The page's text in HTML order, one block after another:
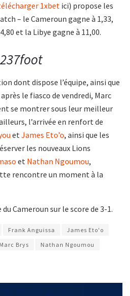
1xbet ici) propose les
– le Cameroun gagne à 1,33,
et la Libye gagne à 11,00.
237foot
dont dispose l’équipe, ainsi que
le fiasco de vendredi, Marc
se montrer sous leur meilleur
l’arrivée en renfort de
et James Eto’o, ainsi que les
les nouveaux Lions
et Nathan Ngoumou,
rencontre un moment à la
Cameroun sur le score de 3-1.
Frank Anguissa
James Eto'o
Marc Brys
Nathan Ngoumou